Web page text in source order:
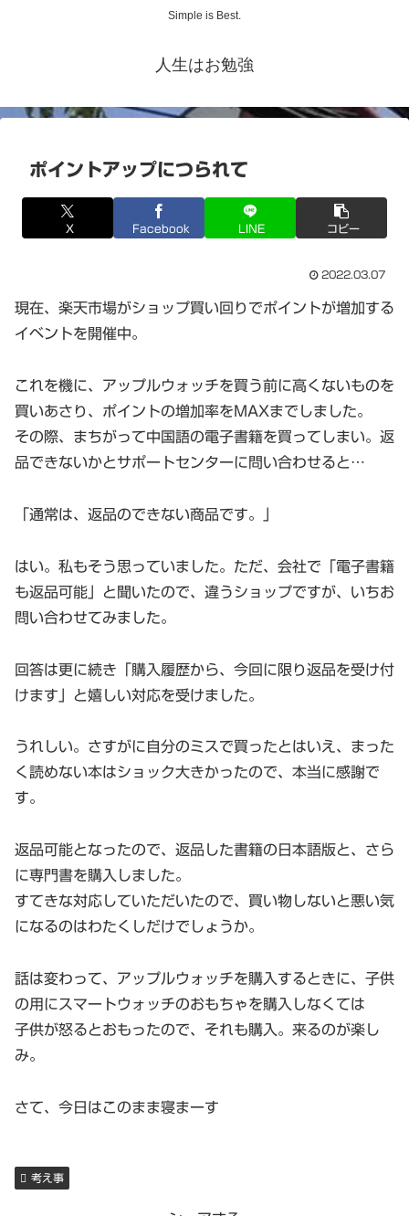
Simple is Best.
人生はお勉強
ポイントアップにつられて
X Facebook LINE コピー
2022.03.07
現在、楽天市場がショップ買い回りでポイントが増加する
イベントを開催中。
これを機に、アップルウォッチを買う前に高くないものを
買いあさり、ポイントの増加率をMAXまでしました。
その際、まちがって中国語の電子書籍を買ってしまい。返
品できないかとサポートセンターに問い合わせると…
「通常は、返品のできない商品です。」
はい。私もそう思っていました。ただ、会社で「電子書籍
も返品可能」と聞いたので、違うショップですが、いちお
問い合わせてみました。
回答は更に続き「購入履歴から、今回に限り返品を受け付
けます」と嬉しい対応を受けました。
うれしい。さすがに自分のミスで買ったとはいえ、まった
く読めない本はショック大きかったので、本当に感謝で
す。
返品可能となったので、返品した書籍の日本語版と、さら
に専門書を購入しました。
すてきな対応していただいたので、買い物しないと悪い気
になるのはわたくしだけでしょうか。
話は変わって、アップルウォッチを購入するときに、子供
の用にスマートウォッチのおもちゃを購入しなくては
子供が怒るとおもったので、それも購入。来るのが楽し
み。
さて、今日はこのまま寝まーす
考え事